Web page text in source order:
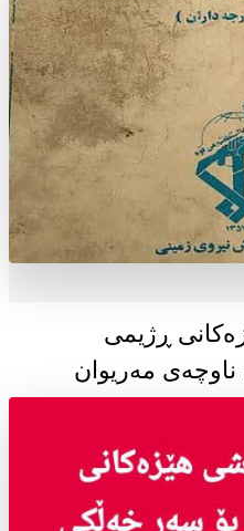
ڕژیمی
مەریوان